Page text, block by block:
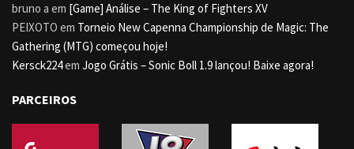
bruno a em [Game] Análise – The King of Fighters XV
PEIXOTO em Torneio New Capenna Championship de Magic: The
Gathering (MTG) começou hoje!
Kersck224em Jogo Grátis – Sonic Boll 1.9 lançou! Baixe agora!
PARCEIROS